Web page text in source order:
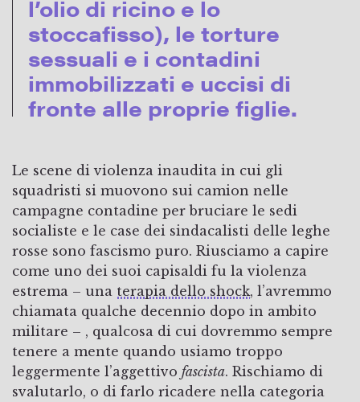
l’olio di ricino e lo
stoccafisso), le torture
sessuali e i contadini
immobilizzati e uccisi di
fronte alle proprie figlie.
Le scene di violenza inaudita in cui gli
squadristi si muovono sui camion nelle
campagne contadine per bruciare le sedi
socialiste e le case dei sindacalisti delle leghe
rosse sono fascismo puro. Riusciamo a capire
come uno dei suoi capisaldi fu la violenza
estrema – una terapia dello shock, l’avremmo
chiamata qualche decennio dopo in ambito
militare – , qualcosa di cui dovremmo sempre
tenere a mente quando usiamo troppo
leggermente l’aggettivo fascista. Rischiamo di
svalutarlo, o di farlo ricadere nella categoria